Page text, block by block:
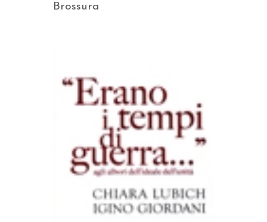
Brossura
AGGIUNGI AL CARRELLO